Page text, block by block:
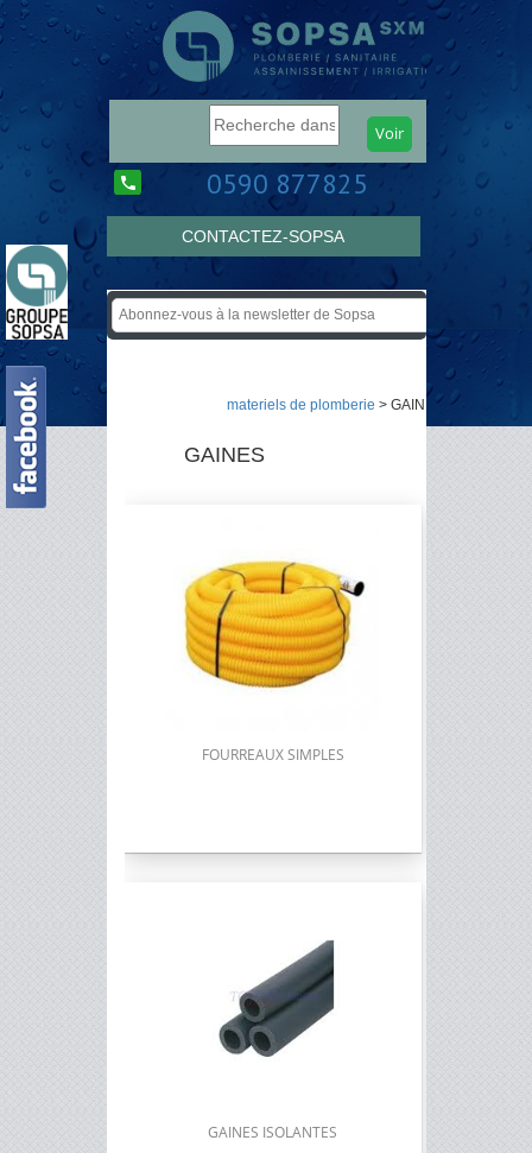
0590 877825
CONTACTEZ-SOPSA
materiels de plomberie > GAINES
GAINES
FOURREAUX SIMPLES
GAINES ISOLANTES